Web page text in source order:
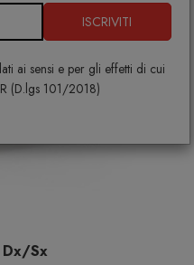
ISCRIVITI
ai sensi e per gli effetti di cui
(D.lgs 101/2018)
Dx/Sx